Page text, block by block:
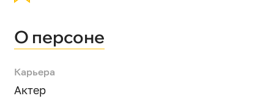
О персоне
Карьера
Актер